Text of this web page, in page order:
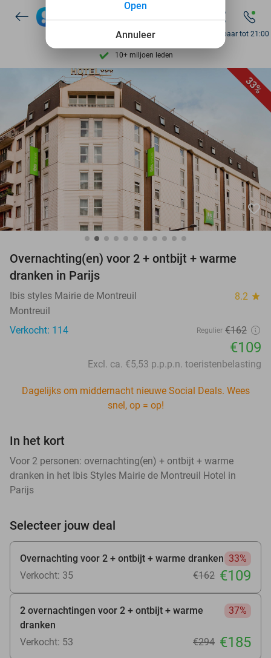
7 dagen per week beschikbaar
10+ miljoen leden
9,4 op basis van
Ontdek 15.000+ deals
7 dagen per week beschikbaar
10+ miljoen leden
Bereikbaar tot 21:00
33%
favorite_border
Overnachting(en) voor 2 + ontbijt + warme
dranken in Parijs
Ibis styles Mairie de Montreuil 8.2 star
Montreuil
Verkocht: 114
Regulier €162
€109
Excl. ca. €5,53 p.p.p.n. toeristenbelasting
Dagelijks om middernacht nieuwe Social Deals. Wees
snel, op = op!
In het kort
Voor 2 personen: overnachting(en) + ontbijt + warme
dranken in het Ibis Styles Mairie de Montreuil Hotel in
Parijs
Selecteer jouw deal
Overnachting voor 2 + ontbijt + warme dranken 33%
Verkocht: 35
€162 €109
2 overnachtingen voor 2 + ontbijt + warme
dranken
37%
Verkocht: 53 €294 €185
Annuleer
Open